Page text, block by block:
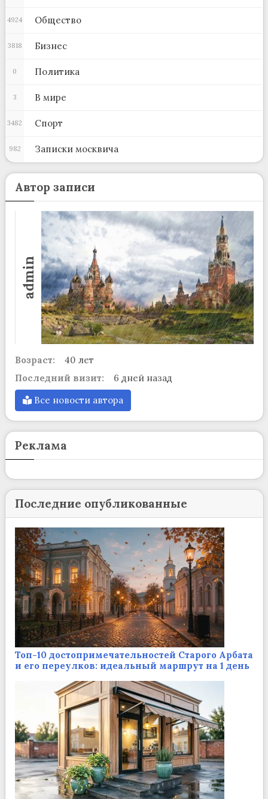
Общество
4924
Бизнес
3818
Политика
0
В мире
3
Спорт
3482
Записки москвича
982
Автор записи
admin
Возраст:
40 лет
Последний визит:
6 дней назад
Все новости автора
Реклама
Последние опубликованные
Топ-10 достопримечательностей Старого Арбата
и его переулков: идеальный маршрут на 1 день